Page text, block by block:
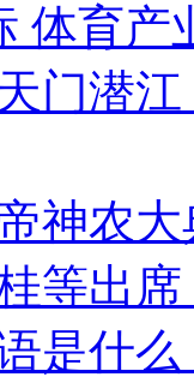
体育产
门潜
神农
等出
是什么